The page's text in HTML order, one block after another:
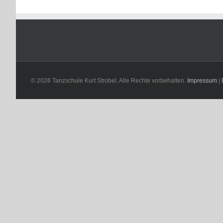
© 2026 Tanzschule Kurt Strobel. Alle Rechte vorbehalten. Impressum